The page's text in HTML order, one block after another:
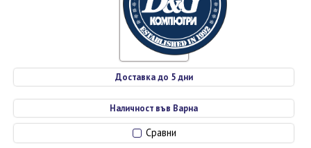
Сравни
Доставка до 5 дни
Наличност във Варна